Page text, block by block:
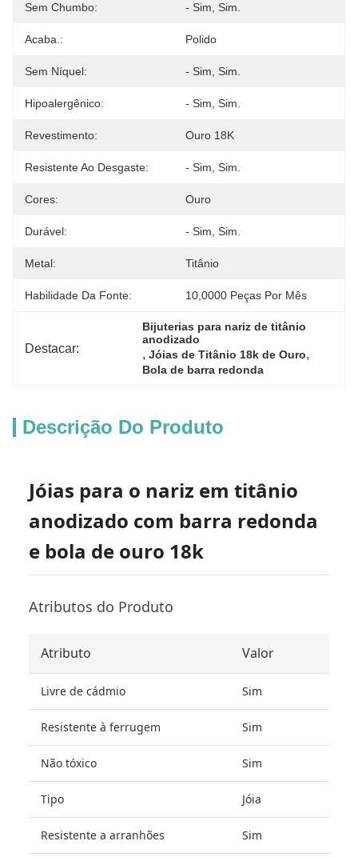
Sem Chumbo: - Sim, Sim.
Acaba.: Polido
Sem Níquel: - Sim, Sim.
Hipoalergênico: - Sim, Sim.
Revestimento: Ouro 18K
Resistente Ao Desgaste: - Sim, Sim.
Cores: Ouro
Durável: - Sim, Sim.
Metal: Titânio
Habilidade Da Fonte: 10,0000 Peças Por Mês
Destacar:
Bijuterias para nariz de titânio
anodizado
, Jóias de Titânio 18k de Ouro,
Bola de barra redonda
Descrição Do Produto
Jóias para o nariz em titânio
anodizado com barra redonda
e bola de ouro 18k
Atributos do Produto
Atributo Valor
Livre de cádmio Sim
Resistente à ferrugem Sim
Não tóxico Sim
Tipo Jóia
Resistente a arranhões Sim